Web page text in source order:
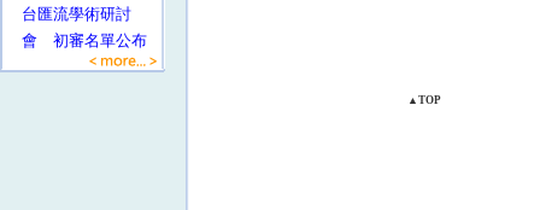
台匯流學術研討
會 初審名單公布
▲TOP